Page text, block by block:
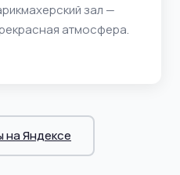
зал —
атмосфера.
на Яндексе